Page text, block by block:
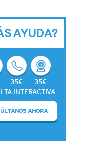
AYUDA?
35€
35€
INTERACTIVA
AHORA